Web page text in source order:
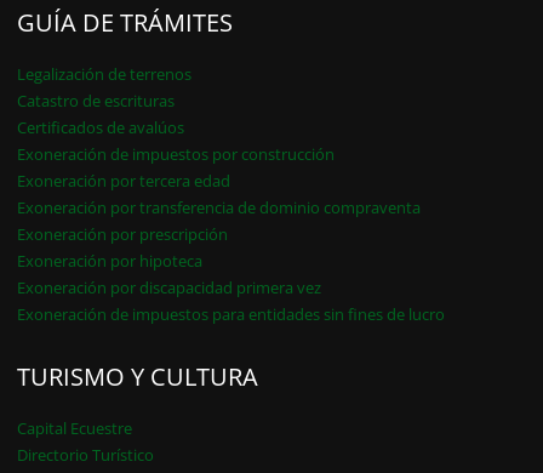
GUÍA DE TRÁMITES
Legalización de terrenos
Catastro de escrituras
Certificados de avalúos
Exoneración de impuestos por construcción
Exoneración por tercera edad
Exoneración por transferencia de dominio compraventa
Exoneración por prescripción
Exoneración por hipoteca
Exoneración por discapacidad primera vez
Exoneración de impuestos para entidades sin fines de lucro
TURISMO Y CULTURA
Capital Ecuestre
Directorio Turístico